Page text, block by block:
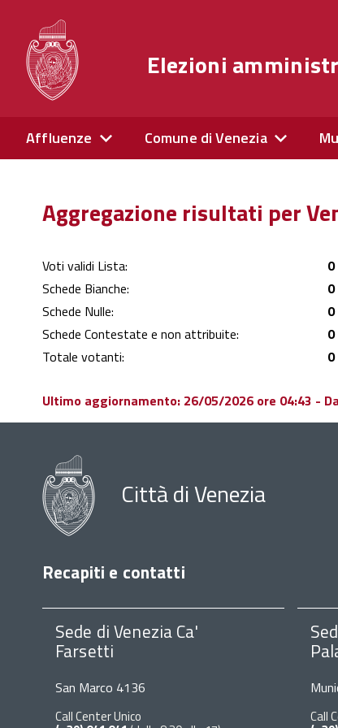
Elezioni
Affluenze Comune di Venezia
Aggregazione risultati per
Voti validi Lista:
0
Schede Bianche:
0
Schede Nulle:
0
Schede Contestate e non attribuite:
0
Totale votanti:
0
Ultimo aggiornamento: 26/05/2026 ore 04:43 -
Città di Venezia
Recapiti e contatti
Sede di Venezia Ca'
Farsetti
San Marco 4136
Call Center Unico Call